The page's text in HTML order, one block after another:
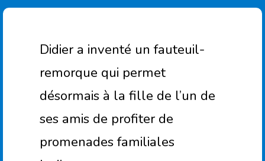
Didier a inventé un fauteuil-
remorque qui permet
désormais à la fille de l’un de
ses amis de profiter de
promenades familiales